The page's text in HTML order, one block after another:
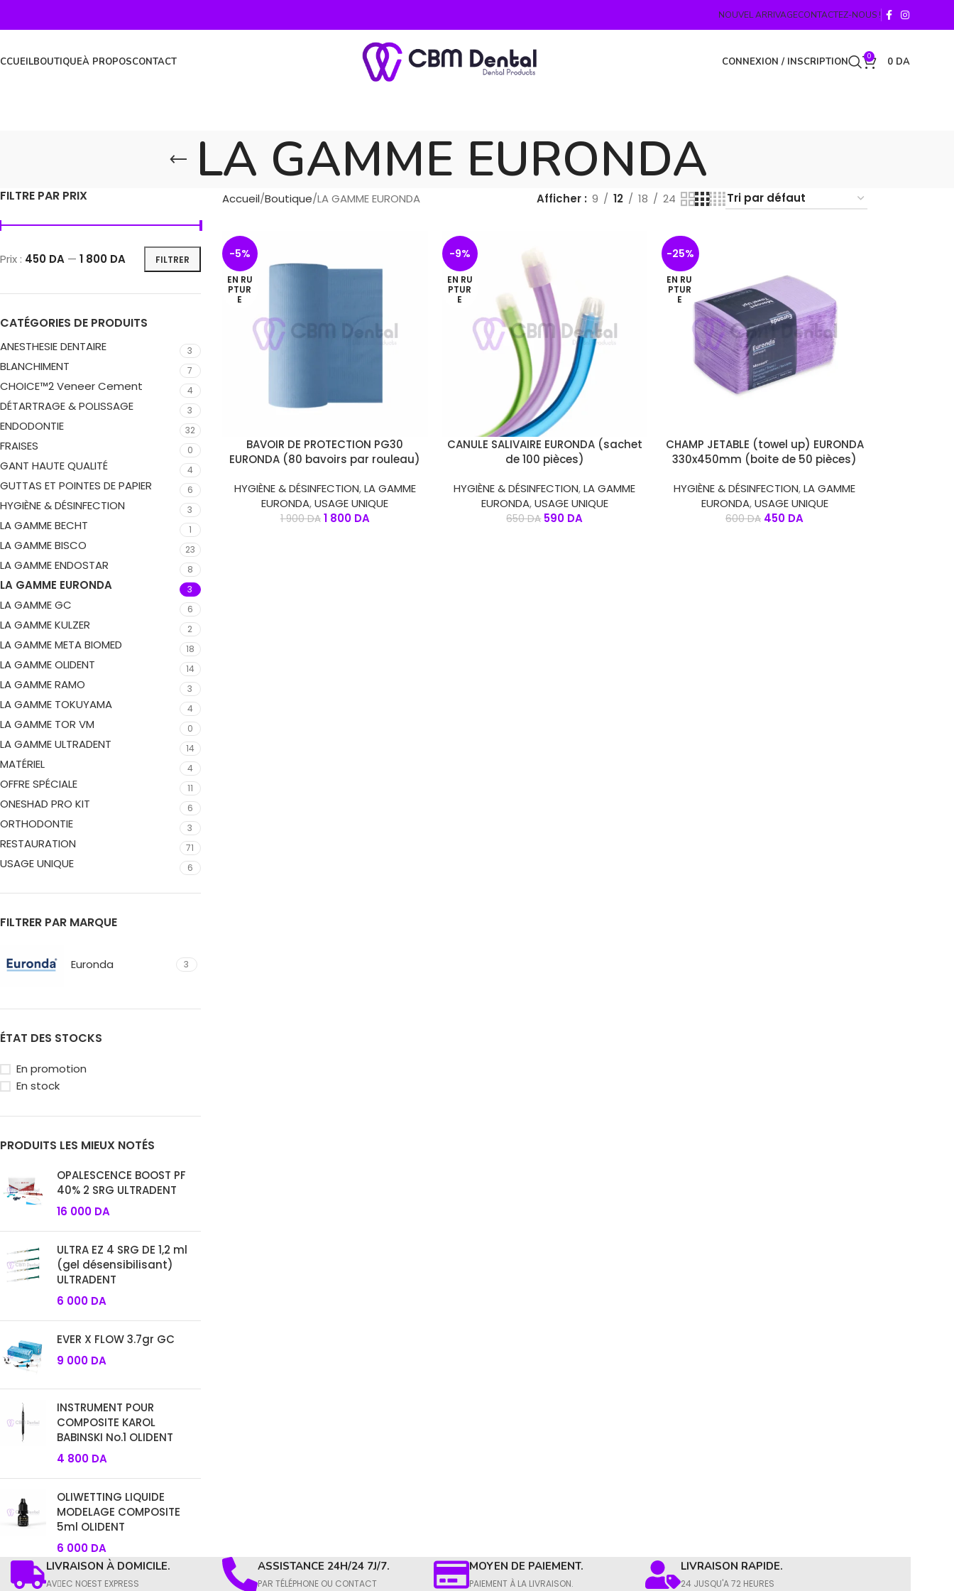
NOUVEL ARRIVAGECONTACTEZ-NOUS !
BOUTIQUEÀ PROPOSCONTACT CONNEXION / INSCRIPTION 0 0 DA
LA GAMME EURONDA
FILTRE PAR PRIX
FILTRER
Prix : 450 DA — 1 800 DA
CATÉGORIES DE PRODUITS
ANESTHESIE DENTAIRE 3
BLANCHIMENT 7
CHOICE™2 Veneer Cement 4
DÉTARTRAGE & POLISSAGE 3
ENDODONTIE 32
FRAISES 0
GANT HAUTE QUALITÉ 4
GUTTAS ET POINTES DE PAPIER 6
HYGIÈNE & DÉSINFECTION 3
LA GAMME BECHT 1
LA GAMME BISCO 23
LA GAMME ENDOSTAR 8
LA GAMME EURONDA 3
LA GAMME GC 6
LA GAMME KULZER 2
LA GAMME META BIOMED 18
LA GAMME OLIDENT 14
LA GAMME RAMO 3
LA GAMME TOKUYAMA 4
LA GAMME TOR VM 0
LA GAMME ULTRADENT 14
MATÉRIEL 4
OFFRE SPÉCIALE 11
ONESHAD PRO KIT 6
ORTHODONTIE 3
RESTAURATION 71
USAGE UNIQUE 6
FILTRER PAR MARQUE
Euronda 3
ÉTAT DES STOCKS
En promotion
En stock
PRODUITS LES MIEUX NOTÉS
OPALESCENCE BOOST PF
40% 2 SRG ULTRADENT
16 000 DA
ULTRA EZ 4 SRG DE 1,2 ml
(gel désensibilisant)
ULTRADENT
6 000 DA
EVER X FLOW 3.7gr GC
9 000 DA
INSTRUMENT POUR
COMPOSITE KAROL
BABINSKI No.1 OLIDENT
4 800 DA
OLIWETTING LIQUIDE
MODELAGE COMPOSITE
5ml OLIDENT
6 000 DA
Accueil Boutique LA GAMME EURONDA Afficher 9 12 18 24
-5%
EN RU
PTUR
E
CHOIX DES OPTIONS
BAVOIR DE PROTECTION PG30
EURONDA (80 bavoirs par rouleau)
HYGIÈNE & DÉSINFECTION,LA GAMME
EURONDA,USAGE UNIQUE
1 900DA 1 800 DA
-9%
EN RU
PTUR
E
CHOIX DES OPTIONS
CANULE SALIVAIRE EURONDA (sachet
de 100 pièces)
HYGIÈNE & DÉSINFECTION,LA GAMME
EURONDA,USAGE UNIQUE
650DA 590 DA
-25%
EN RU
PTUR
E
CHOIX DES OPTIONS
CHAMP JETABLE (towel up) EURONDA
330x450mm (boite de 50 pièces)
HYGIÈNE & DÉSINFECTION,LA GAMME
EURONDA,USAGE UNIQUE
600DA 450 DA
LIVRAISON À DOMICILE.
AVِEC NOEST EXPRESS
ASSISTANCE 24H/24 7J/7.
PAR TÉLÉPHONE OU CONTACT​
MOYEN DE PAIEMENT.
PAIEMENT À LA LIVRAISON.​
LIVRAISON RAPIDE.
24 JUSQU'A 72 HEURES